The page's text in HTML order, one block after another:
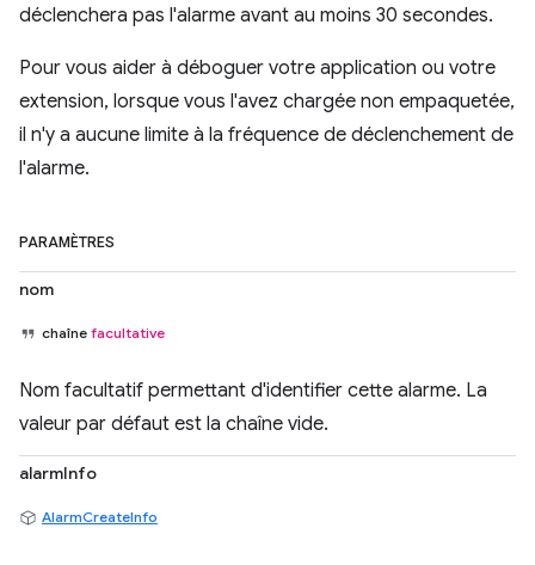
déclenchera pas l'alarme avant au moins 30 secondes.
Pour vous aider à déboguer votre application ou votre
extension, lorsque vous l'avez chargée non empaquetée,
il n'y a aucune limite à la fréquence de déclenchement de
l'alarme.
PARAMÈTRES
nom
chaîne facultative
Nom facultatif permettant d'identifier cette alarme. La
valeur par défaut est la chaîne vide.
alarmInfo
AlarmCreateInfo